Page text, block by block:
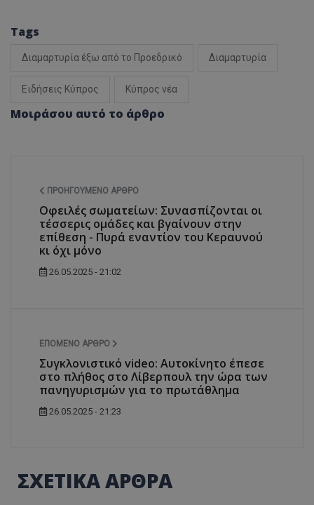
Tags
Διαμαρτυρία έξω από το Προεδρικό Διαμαρτυρία
Ειδήσεις Κύπρος Κύπρος νέα
Μοιράσου αυτό το άρθρο
ΠΡΟΗΓΟΎΜΕΝΟ ΆΡΘΡΟ
Οφειλές σωματείων: Συνασπίζονται οι
τέσσερις ομάδες και βγαίνουν στην
επίθεση - Πυρά εναντίον του Κεραυνού
κι όχι μόνο
26.05.2025 - 21:02
ΕΠΌΜΕΝΟ ΆΡΘΡΟ
Συγκλονιστικό video: Αυτοκίνητο έπεσε
στο πλήθος στο Λίβερπουλ την ώρα των
πανηγυρισμών για το πρωτάθλημα
26.05.2025 - 21:23
ΣΧΕΤΙΚΑ ΑΡΘΡΑ